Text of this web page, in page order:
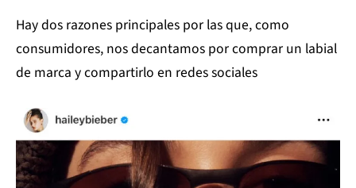
Hay dos razones principales por las que, como
consumidores, nos decantamos por comprar un labial
de marca y compartirlo en redes sociales